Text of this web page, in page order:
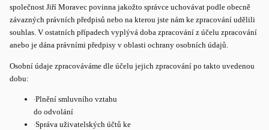
společnost Jiří Moravec povinna jakožto správce uchovávat podle obecně
závazných právních předpisů nebo na kterou jste nám ke zpracování udělili
souhlas. V ostatních případech vyplývá doba zpracování z účelu zpracování
anebo je dána právními předpisy v oblasti ochrany osobních údajů.
Osobní údaje zpracováváme dle účelu jejich zpracování po takto uvedenou
dobu:
·Plnění smluvního vztahu
do odvolání
·Správa uživatelských účtů ke